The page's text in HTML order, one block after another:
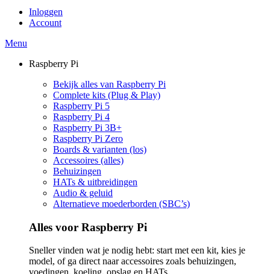
Inloggen
Account
Menu
Raspberry Pi
Bekijk alles van Raspberry Pi
Complete kits (Plug & Play)
Raspberry Pi 5
Raspberry Pi 4
Raspberry Pi 3B+
Raspberry Pi Zero
Boards & varianten (los)
Accessoires (alles)
Behuizingen
HATs & uitbreidingen
Audio & geluid
Alternatieve moederborden (SBC’s)
Alles voor Raspberry Pi
Sneller vinden wat je nodig hebt: start met een kit, kies je
model, of ga direct naar accessoires zoals behuizingen,